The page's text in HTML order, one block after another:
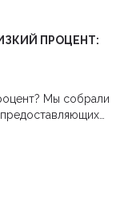
ПРОЦЕНТ:
Мы собрали
и какие
опытных
и деньги.
договора и